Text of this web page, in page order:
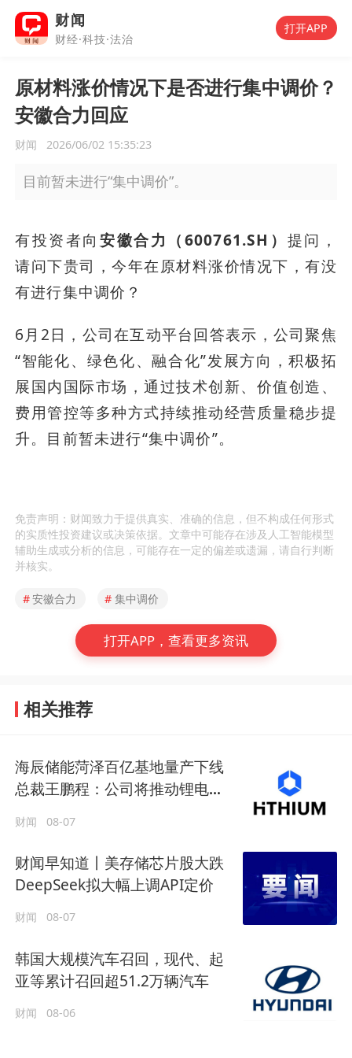
财闻
财经·科技·法治
打开APP
原材料涨价情况下是否进行集中调价？
安徽合力回应
财闻 2026/06/02 15:35:23
目前暂未进行“集中调价”。
有投资者向 安徽合力（600761.SH） 提问，
请问下贵司，今年在原材料涨价情况下，有没
有进行集中调价？
6月2日，公司在互动平台回答表示，公司聚焦
“智能化、绿色化、融合化”发展方向，积极拓
展国内国际市场，通过技术创新、价值创造、
费用管控等多种方式持续推动经营质量稳步提
升。目前暂未进行“集中调价”。
免责声明：财闻致力于提供真实、准确的信息，但不构成任何形式
的实质性投资建议或决策依据。文章中可能存在涉及人工智能模型
辅助生成或分析的信息，可能存在一定的偏差或遗漏，请自行判断
并核实。
#安徽合力 # 集中调价
打开APP，查看更多资讯
相关推荐
海辰储能菏泽百亿基地量产下线
总裁王鹏程：公司将推动锂电长
财闻 08-07
财闻早知道丨美存储芯片股大跌
DeepSeek拟大幅上调API定价
财闻 08-07
韩国大规模汽车召回，现代、起
亚等累计召回超51.2万辆汽车
财闻 08-06